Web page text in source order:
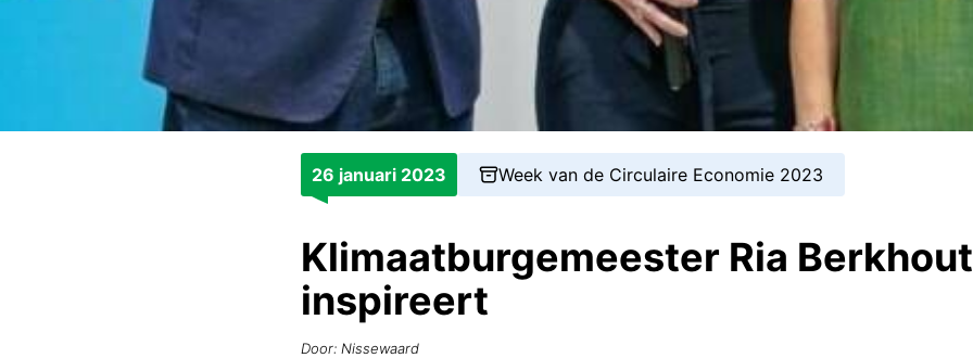
26 januari 2023 Week van de Circulaire Economie 2023
Klimaatburgemeester Ria Berkhout
inspireert
Door: Nissewaard